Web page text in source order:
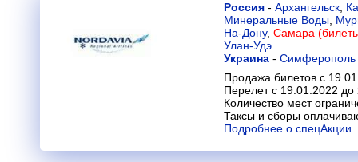
Россия - Архангельск
Минеральные Воды
На-Дону, Самара
Улан-Удэ
Украина - Симферополь
Продажа билетов с
Перелет с 19.01.2022 до
Количество мест
Таксы и сборы
Подробнее о спецАкции